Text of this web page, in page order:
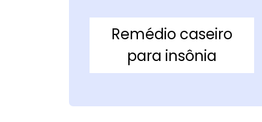
Remédio caseiro
para insônia